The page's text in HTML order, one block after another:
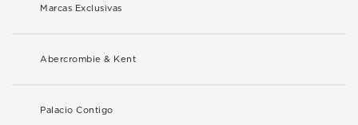
Marcas Exclusivas
Abercrombie & Kent
Palacio Contigo